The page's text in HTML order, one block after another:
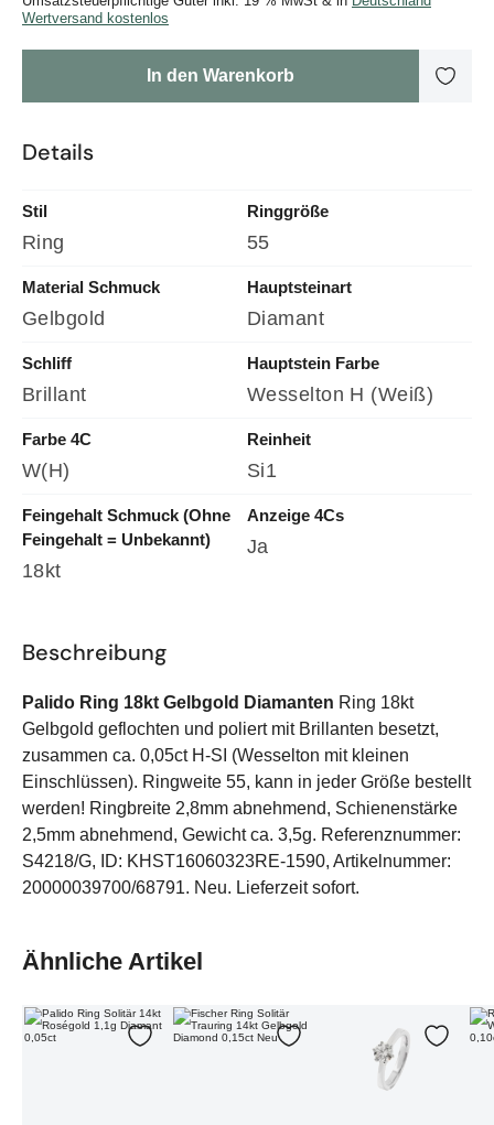
Wertversand kostenlos
In den Warenkorb
Details
Stil
Ring
Ringgröße
55
Material Schmuck
Gelbgold
Hauptsteinart
Diamant
Schliff
Brillant
Hauptstein Farbe
Wesselton H (weiß)
Farbe 4C
W(H)
Reinheit
Si1
Feingehalt Schmuck (ohne
Feingehalt = Unbekannt)
18kt
Anzeige 4Cs
Ja
Beschreibung
Palido Ring 18kt Gelbgold Diamanten Ring 18kt
Gelbgold geflochten und poliert mit Brillanten besetzt,
zusammen ca. 0,05ct H-SI (Wesselton mit kleinen
Einschlüssen). Ringweite 55, kann in jeder Größe bestellt
werden! Ringbreite 2,8mm abnehmend, Schienenstärke
2,5mm abnehmend, Gewicht ca. 3,5g. Referenznummer:
S4218/G, ID: KHST16060323RE-1590, Artikelnummer:
20000039700/68791. Neu. Lieferzeit sofort.
Ähnliche Artikel
Zur Wunschliste hinzufügen
Palido Ring Solitär 14kt Roségold 1,1g Diamant 0,05ct
Zur Wunschliste
Fischer Ring Solitär Trauring 14kt Gelbgold
Zur
Ring Solitär 18kt